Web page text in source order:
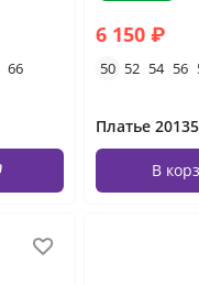
66
6 150 ₽
50 52 54 56
Платье
В